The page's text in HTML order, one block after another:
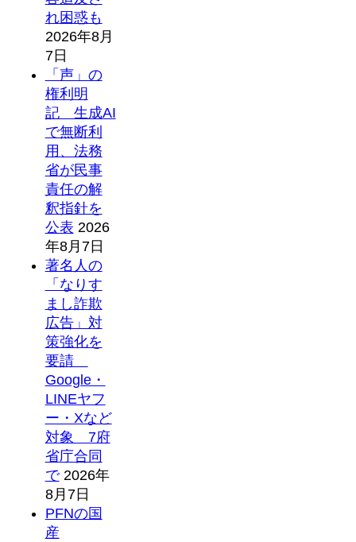
れ困惑も
2026年8月
7日
「声」の
権利明
記 生成AI
で無断利
用、法務
省が民事
責任の解
釈指針を
公表 2026
年8月7日
著名人の
「なりす
まし詐欺
広告」対
策強化を
要請
Google・
LINEヤフ
ー・Xなど
対象 7府
省庁合同
で 2026年
8月7日
PFNの国
産